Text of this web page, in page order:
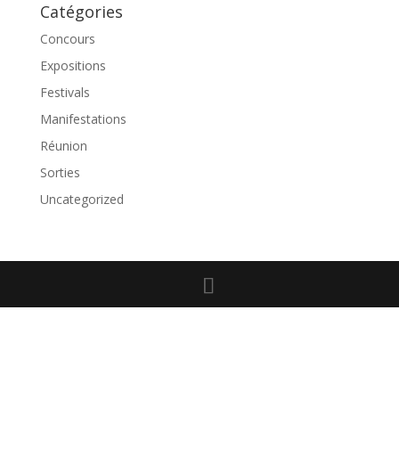
Catégories
Concours
Expositions
Festivals
Manifestations
Réunion
Sorties
Uncategorized